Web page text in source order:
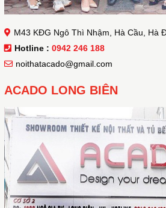
M43 KĐG Ngô Thì Nhậm, Hà Cầu, Hà
Hotline : 0942 246 188
noithatacado@gmail.com
ACADO LONG BIÊN